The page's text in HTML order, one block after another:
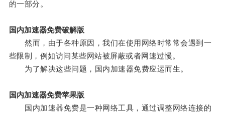
的一部分。
国内加速器免费破解版
然而，由于各种原因，我们在使用网络时常常会遇到一
些限制，例如访问某些网站被屏蔽或者网速过慢。
为了解决这些问题，国内加速器免费应运而生。
国内加速器免费苹果版
国内加速器免费是一种网络工具，通过调整网络连接的